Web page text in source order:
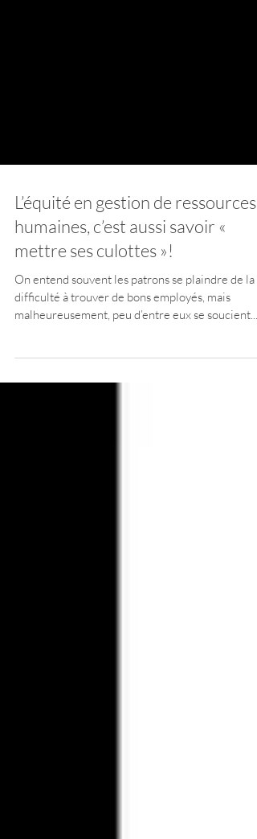
L’équité en gestion de ressources
humaines, c’est aussi savoir «
mettre ses culottes »!
On entend souvent les patrons se plaindre de la
difficulté à trouver de bons employés, mais